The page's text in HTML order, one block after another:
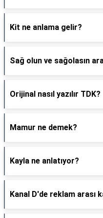
Kit ne anlama gelir?
Sağ olun ve sağolasın
Orijinal nasıl yazılır TDK?
Mamur ne demek?
Kayla ne anlatıyor?
Kanal D'de reklam arası